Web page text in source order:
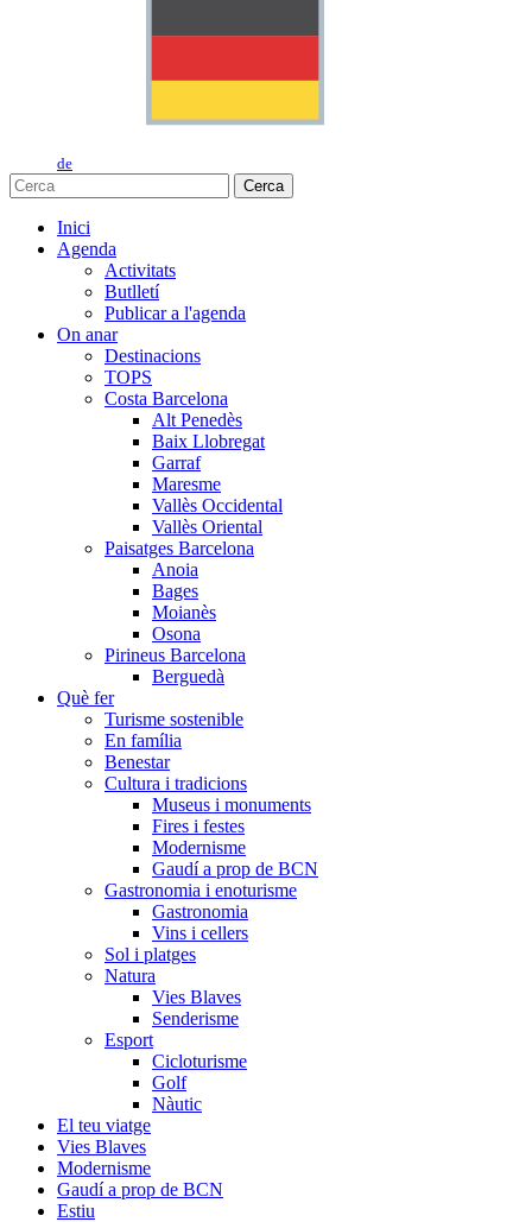
de
Cerca
Inici
Agenda
Activitats
Butlletí
Publicar a l'agenda
On anar
Destinacions
TOPS
Costa Barcelona
Alt Penedès
Baix Llobregat
Garraf
Maresme
Vallès Occidental
Vallès Oriental
Paisatges Barcelona
Anoia
Bages
Moianès
Osona
Pirineus Barcelona
Berguedà
Què fer
Turisme sostenible
En família
Benestar
Cultura i tradicions
Museus i monuments
Fires i festes
Modernisme
Gaudí a prop de BCN
Gastronomia i enoturisme
Gastronomia
Vins i cellers
Sol i platges
Natura
Vies Blaves
Senderisme
Esport
Cicloturisme
Golf
Nàutic
El teu viatge
Vies Blaves
Modernisme
Gaudí a prop de BCN
Estiu